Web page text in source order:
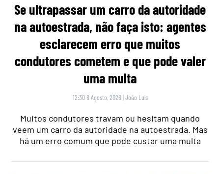
Se ultrapassar um carro da autoridade
na autoestrada, não faça isto: agentes
esclarecem erro que muitos
condutores cometem e que pode valer
uma multa
12:30 8 Agosto, 2026 |João Luís
Muitos condutores travam ou hesitam quando
veem um carro da autoridade na autoestrada. Mas
há um erro comum que pode custar uma multa